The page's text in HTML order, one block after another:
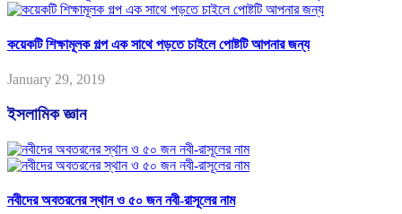
কয়েকটি শিক্ষামূলক গল্প এক সাথে পড়তে চাইলে পোষ্টটি আপনার জন্য
January 29, 2019
ইসলামিক জ্ঞান
নবীদের অবতরনের স্থান ও ৫০ জন নবী-রাসূলের নাম